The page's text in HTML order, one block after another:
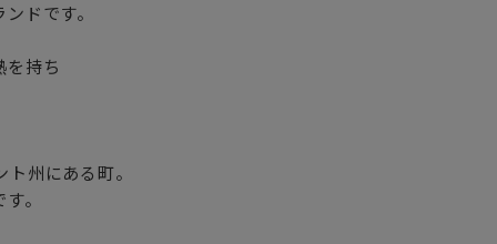
ドです。
を持ち
州にある町。
。